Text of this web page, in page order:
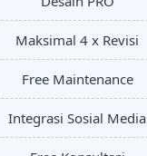
Maksimal 4 x Revisi
Free Maintenance
Integrasi Sosial Media